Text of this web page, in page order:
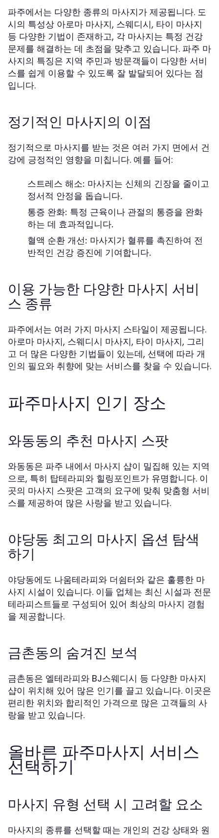
파주에서는 다양한 종류의 마사지가 제공됩니다. 도
시의 특성상 아로마 마사지, 스웨디시, 타이 마사지
등 다양한 기법이 존재하고, 각 마사지는 특정 건강
문제를 해결하는 데 초점을 맞추고 있습니다. 파주 마
사지의 특징은 지역 주민과 방문객들이 다양한 서비
스를 쉽게 이용할 수 있도록 잘 발달되어 있다는 점
입니다.
정기적인 마사지의 이점
정기적으로 마사지를 받는 것은 여러 가지 면에서 건
강에 긍정적인 영향을 미칩니다. 예를 들어:
스트레스 해소: 마사지는 신체의 긴장을 줄이고
정서적 안정을 돕습니다.
통증 완화: 특정 근육이나 관절의 통증을 완화
하는 데 효과적입니다.
혈액 순환 개선: 마사지가 혈류를 촉진하여 전
반적인 건강 증진에 기여합니다.
이용 가능한 다양한 마사지 서비
스 종류
파주에서는 여러 가지 마사지 스타일이 제공됩니다.
아로마 마사지, 스웨디시 마사지, 타이 마사지, 그리
고 더 많은 다양한 기법들이 있는데, 선택에 따라 개
인의 필요와 취향에 맞는 서비스를 찾을 수 있습니다.
파주마사지 인기 장소
와동동의 추천 마사지 스팟
와동동은 파주 내에서 마사지 샵이 밀집해 있는 지역
으로, 특히 탑테라피와 힐링포인트가 유명합니다. 이
곳의 마사지 스팟은 고객의 요구에 맞춰 맞춤형 서비
스를 제공하여 많은 사랑을 받고 있습니다.
야당동 최고의 마사지 옵션 탐색
하기
야당동에도 나움테라피와 더쉼터와 같은 훌륭한 마
사지 시설이 있습니다. 이들 업체는 최신 시설과 전문
테라피스트들로 구성되어 있어 최상의 마사지 경험
을 제공합니다.
금촌동의 숨겨진 보석
금촌동은 엘테라피와 BJ스웨디시 등 다양한 마사지
샵이 위치해 있어 많은 인기를 끌고 있습니다. 이곳은
편리한 위치와 합리적인 가격으로 많은 고객들의 사
랑을 받고 있습니다.
올바른 파주마사지 서비스
선택하기
마사지 유형 선택 시 고려할 요소
마사지의 종류를 선택할 때는 개인의 건강 상태와 원